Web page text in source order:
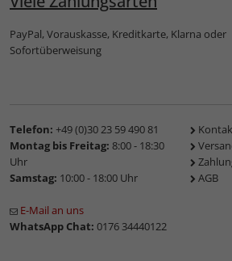
PayPal, Vorauskasse, Kreditkarte, Klarna oder
Sofortüberweisung
Telefon: +49 (0)30 23 59 490 81
Montag bis Freitag: 8:00 - 18:30
Uhr
Samstag: 10:00 - 18:00 Uhr
E-Mail an uns
WhatsApp Chat: 0176 34440122
AGB